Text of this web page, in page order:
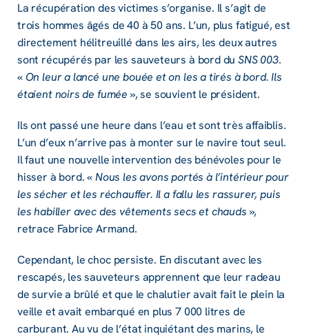
La récupération des victimes s’organise. Il s’agit de
trois hommes âgés de 40 à 50 ans. L’un, plus fatigué, est
directement hélitreuillé dans les airs, les deux autres
sont récupérés par les sauveteurs à bord duSNS 003.
« On leur a lancé une bouée et on les a tirés à bord. Ils
étaient noirs de fumée », se souvient le président.
Ils ont passé une heure dans l’eau et sont très affaiblis.
L’un d’eux n’arrive pas à monter sur le navire tout seul.
Il faut une nouvelle intervention des bénévoles pour le
hisser à bord. « Nous les avons portés à l’intérieur pour
les sécher et les réchauffer. Il a fallu les rassurer, puis
les habiller avec des vêtements secs et chauds »,
retrace Fabrice Armand.
Cependant, le choc persiste. En discutant avec les
rescapés, les sauveteurs apprennent que leur radeau
de survie a brûlé et que le chalutier avait fait le plein la
veille et avait embarqué en plus 7 000 litres de
carburant. Au vu de l’état inquiétant des marins, le